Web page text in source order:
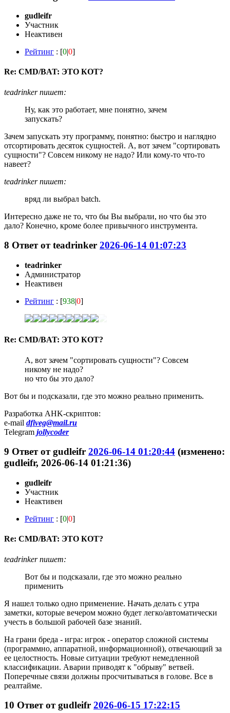
gudleifr
Участник
Неактивен
Рейтинг : [0|0]
Re: CMD/BAT: ЭТО КОТ?
teadrinker пишет:
Ну, как это работает, мне понятно, зачем
запускать?
Зачем запускать эту программу, понятно: быстро и наглядно
отсортировать десяток сущностей. А, вот зачем "сортировать
сущности"? Совсем никому не надо? Или кому-то что-то
навеет?
teadrinker пишет:
вряд ли выбрал batch.
Интересно даже не то, что бы Вы выбрали, но что бы это
дало? Конечно, кроме более привычного инструмента.
8 Ответ отteadrinker 2026-06-14 01:07:23
teadrinker
Администратор
Неактивен
Рейтинг : [938|0]
Re: CMD/BAT: ЭТО КОТ?
А, вот зачем "сортировать сущности"? Совсем
никому не надо?
но что бы это дало?
Вот бы и подсказали, где это можно реально применить.
Разработка AHK-скриптов:
e-mail dfiveg@mail.ru
Telegram jollycoder
9 Ответ отgudleifr 2026-06-14 01:20:44 (изменено:
gudleifr, 2026-06-14 01:21:36)
gudleifr
Участник
Неактивен
Рейтинг : [0|0]
Re: CMD/BAT: ЭТО КОТ?
teadrinker пишет:
Вот бы и подсказали, где это можно реально
применить
Я нашел только одно применение. Начать делать с утра
заметки, которые вечером можно будет легко/автоматически
учесть в большой рабочей базе знаний.
На грани бреда - игра: игрок - оператор сложной системы
(программно, аппаратной, информационной), отвечающий за
ее целостность. Новые ситуации требуют немедленной
классификации. Аварии приводят к "обрыву" ветвей.
Поперечные связи должны просчитываться в голове. Все в
реалтайме.
10 Ответ отgudleifr 2026-06-15 17:22:15